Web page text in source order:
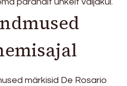
märkisid De Rosario